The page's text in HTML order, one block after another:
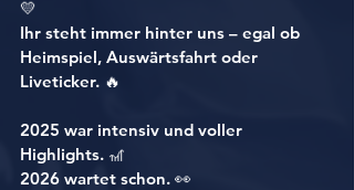
💛
Ihr steht immer hinter uns – egal ob
Heimspiel, Auswärtsfahrt oder
Liveticker. 🔥
2025 war intensiv und voller
Highlights. 🎢
2026 wartet schon. 👀